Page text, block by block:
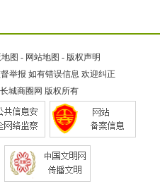
图 - 网站地图 - 版权声明
举报 如有错误信息 欢迎纠正
长城商圈网 版权所有